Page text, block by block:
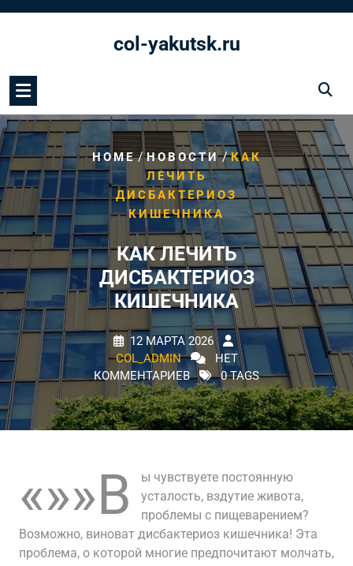
col-yakutsk.ru
HOME/НОВОСТИ/КАК
ЛЕЧИТЬ
ДИСБАКТЕРИОЗ
КИШЕЧНИКА
КАК ЛЕЧИТЬ
ДИСБАКТЕРИОЗ
КИШЕЧНИКА
12 МАРТА 2026
COL_ADMIN
НЕТ
КОММЕНТАРИЕВ
0 TAGS
«»»В
ы чувствуете постоянную
усталость, вздутие живота,
проблемы с пищеварением?
Возможно, виноват дисбактериоз кишечника! Эта
проблема, о которой многие предпочитают молчать,